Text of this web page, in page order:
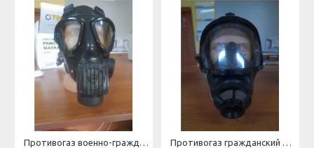
Противогаз военно-гражданский M2F TRAYAL CBRN Противогаз гражданский B2G TRAYAL CBRN